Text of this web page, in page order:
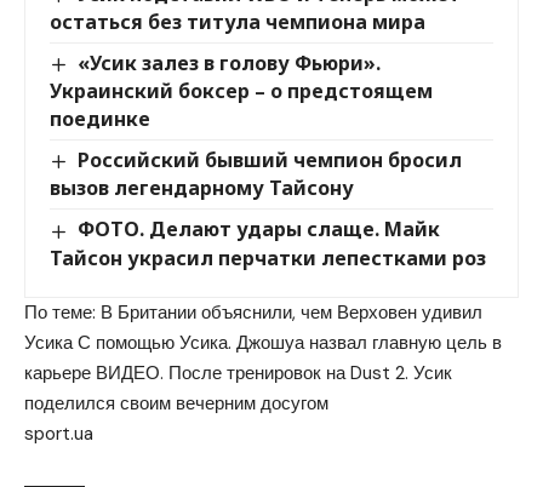
остаться без титула чемпиона мира
«Усик залез в голову Фьюри».
Украинский боксер – о предстоящем
поединке
Российский бывший чемпион бросил
вызов легендарному Тайсону
ФОТО. Делают удары слаще. Майк
Тайсон украсил перчатки лепестками роз
По теме: В Британии объяснили, чем Верховен удивил
Усика С помощью Усика. Джошуа назвал главную цель в
карьере ВИДЕО. После тренировок на Dust 2. Усик
поделился своим вечерним досугом
sport.ua